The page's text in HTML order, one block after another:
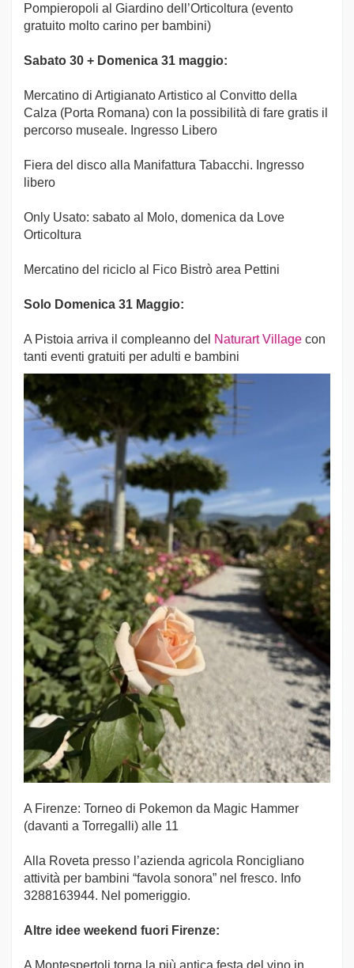
Pompieropoli al Giardino dell’Orticoltura (evento
gratuito molto carino per bambini)
Sabato 30 + Domenica 31 maggio:
Mercatino di Artigianato Artistico al Convitto della
Calza (Porta Romana) con la possibilità di fare gratis il
percorso museale. Ingresso Libero
Fiera del disco alla Manifattura Tabacchi. Ingresso
libero
Only Usato: sabato al Molo, domenica da Love
Orticoltura
Mercatino del riciclo al Fico Bistrò area Pettini
Solo Domenica 31 Maggio:
A Pistoia arriva il compleanno del Naturart Village con
tanti eventi gratuiti per adulti e bambini
A Firenze: Torneo di Pokemon da Magic Hammer
(davanti a Torregalli) alle 11
Alla Roveta presso l’azienda agricola Roncigliano
attività per bambini “favola sonora” nel fresco. Info
3288163944. Nel pomeriggio.
Altre idee weekend fuori Firenze: